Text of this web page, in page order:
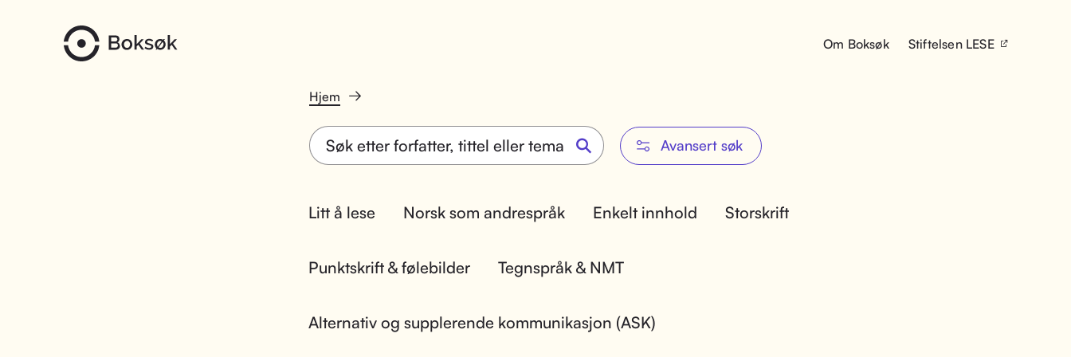
Om Boksøk Stiftelsen LESE
Hjem
Avansert søk
Litt å lese Norsk som andrespråk Enkelt innhold Storskrift
Punktskrift & følebilder Tegnspråk & NMT
Alternativ og supplerende kommunikasjon (ASK)